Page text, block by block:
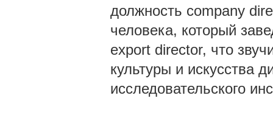
должность company
человека, который
export director, что
культуры и искусства
исследовательского